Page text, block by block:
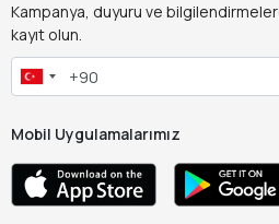
Kampanya, duyuru ve
kayıt olun.
Mobil Uygulamalarımız